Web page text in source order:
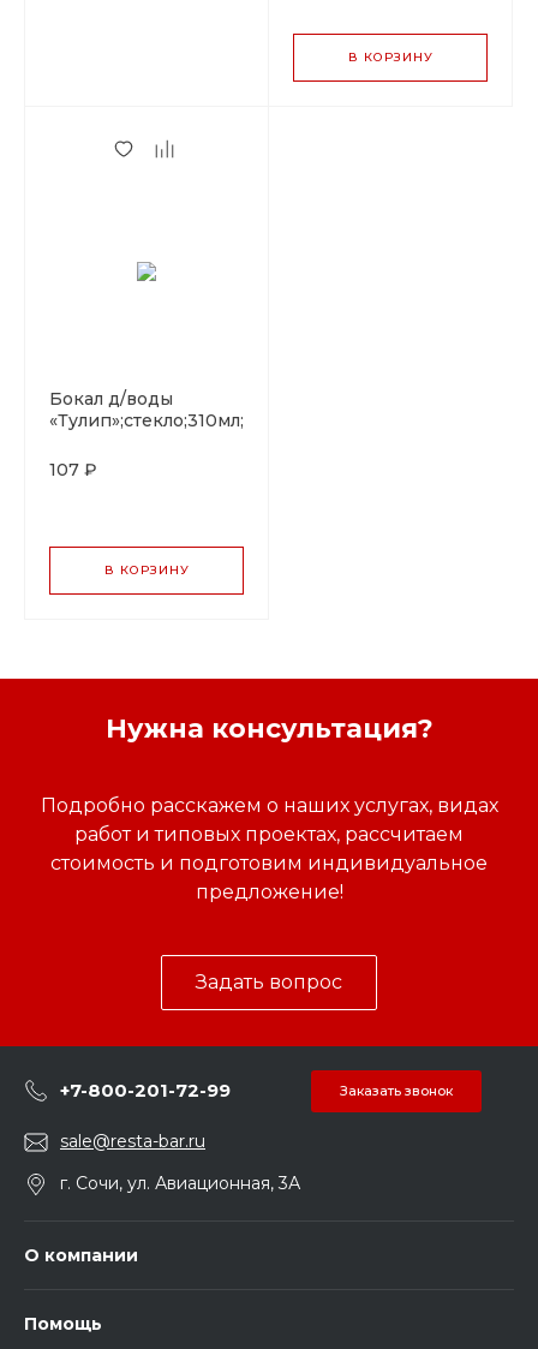
В КОРЗИНУ
Бокал д/воды
«Тулип»;стекло;310мл;D=75/68,H=170мм;прозр.
107 ₽
В КОРЗИНУ
Нужна консультация?
Подробно расскажем о наших услугах, видах
работ и типовых проектах, рассчитаем
стоимость и подготовим индивидуальное
предложение!
Задать вопрос
+7-800-201-72-99 Заказать звонок
sale@resta-bar.ru
г. Сочи, ул. Авиационная, 3А
О компании
Помощь